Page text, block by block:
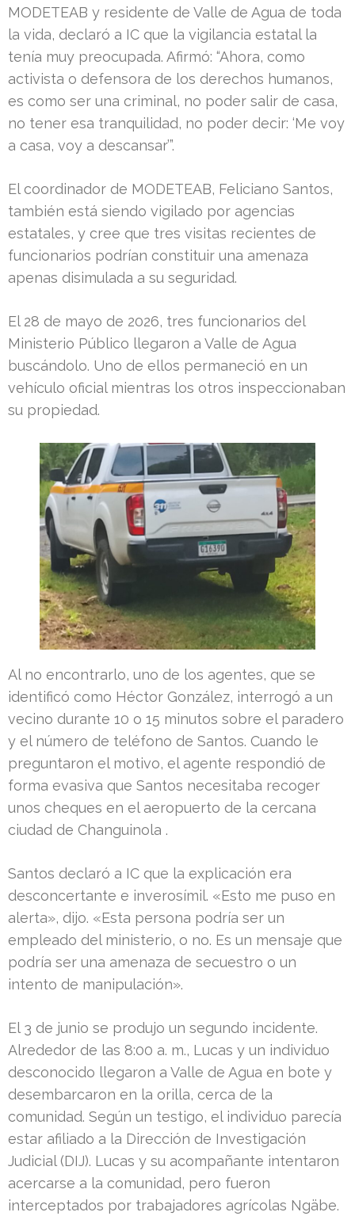
MODETEAB y residente de Valle de Agua de toda
la vida, declaró a IC que la vigilancia estatal la
tenía muy preocupada. Afirmó: “Ahora, como
activista o defensora de los derechos humanos,
es como ser una criminal, no poder salir de casa,
no tener esa tranquilidad, no poder decir: ‘Me voy
a casa, voy a descansar’”.
El coordinador de MODETEAB, Feliciano Santos,
también está siendo vigilado por agencias
estatales, y cree que tres visitas recientes de
funcionarios podrían constituir una amenaza
apenas disimulada a su seguridad.
El 28 de mayo de 2026, tres funcionarios del
Ministerio Público llegaron a Valle de Agua
buscándolo. Uno de ellos permaneció en un
vehículo oficial mientras los otros inspeccionaban
su propiedad.
Al no encontrarlo, uno de los agentes, que se
identificó como Héctor González, interrogó a un
vecino durante 10 o 15 minutos sobre el paradero
y el número de teléfono de Santos. Cuando le
preguntaron el motivo, el agente respondió de
forma evasiva que Santos necesitaba recoger
unos cheques en el aeropuerto de la cercana
ciudad de Changuinola .
Santos declaró a IC que la explicación era
desconcertante e inverosímil. «Esto me puso en
alerta», dijo. «Esta persona podría ser un
empleado del ministerio, o no. Es un mensaje que
podría ser una amenaza de secuestro o un
intento de manipulación».
El 3 de junio se produjo un segundo incidente.
Alrededor de las 8:00 a. m., Lucas y un individuo
desconocido llegaron a Valle de Agua en bote y
desembarcaron en la orilla, cerca de la
comunidad. Según un testigo, el individuo parecía
estar afiliado a la Dirección de Investigación
Judicial (DIJ). Lucas y su acompañante intentaron
acercarse a la comunidad, pero fueron
interceptados por trabajadores agrícolas Ngäbe.